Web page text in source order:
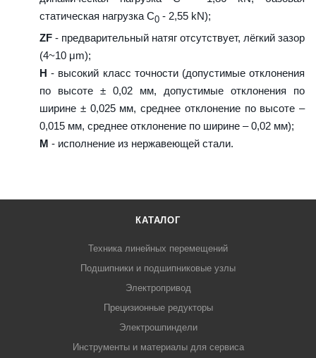
статическая нагрузка С0 - 2,55 kN);
ZF - предварительный натяг отсутствует, лёгкий зазор
(4~10 μm);
H - высокий класс точности (допустимые отклонения
по высоте ± 0,02 мм, допустимые отклонения по
ширине ± 0,025 мм, среднее отклонение по высоте –
0,015 мм, среднее отклонение по ширине – 0,02 мм);
M - исполнение из нержавеющей стали.
КАТАЛОГ
Техника линейных перемещений
Подшипники и подшипниковые узлы
Электропривод
Прецизионные редукторы
Электрошпиндели
Инструменты и материалы для сервиса